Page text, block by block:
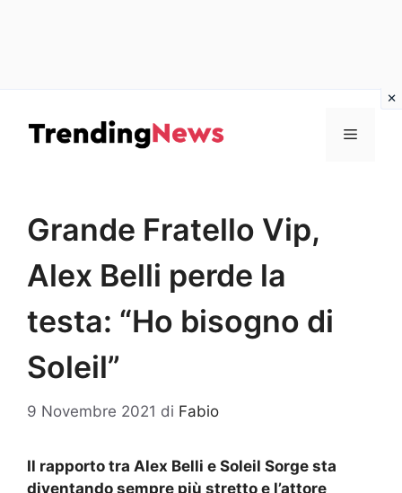
contenuto
Menu
Grande Fratello Vip,
Alex Belli perde la
testa: “Ho bisogno di
Soleil”
9 Novembre 2021 di Fabio
Il rapporto tra Alex Belli e Soleil Sorge sta
diventando sempre più stretto e l’attore